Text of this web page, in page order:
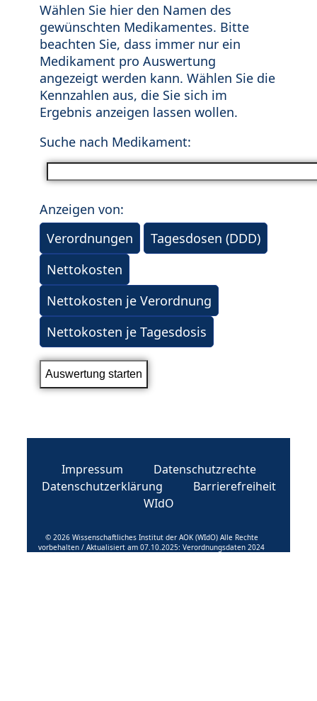
Wählen Sie hier den Namen des
gewünschten Medikamentes. Bitte
beachten Sie, dass immer nur ein
Medikament pro Auswertung
angezeigt werden kann. Wählen Sie die
Kennzahlen aus, die Sie sich im
Ergebnis anzeigen lassen wollen.
Suche nach Medikament:
Anzeigen von:
Verordnungen
Tagesdosen (DDD)
Nettokosten
Nettokosten je Verordnung
Nettokosten je Tagesdosis
Impressum
Datenschutzrechte
Datenschutzerklärung
Barrierefreiheit
WIdO
© 2026 Wissenschaftliches Institut der AOK (WIdO) Alle Rechte
vorbehalten / Aktualisiert am 07.10.2025: Verordnungsdaten 2024